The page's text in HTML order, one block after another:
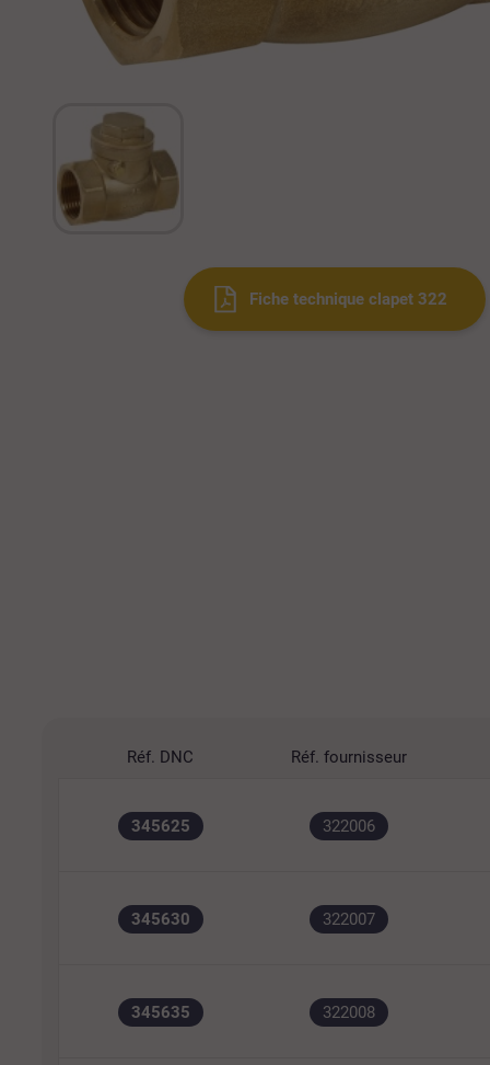
Fiche technique clapet 322
Réf. DNC Réf. fournisseur
345625 322006
345630 322007
345635 322008